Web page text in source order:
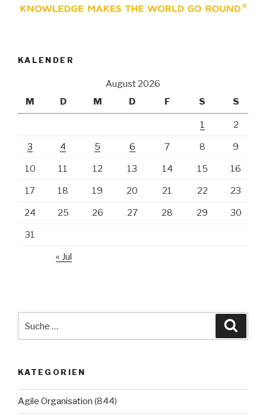
KALENDER
August 2026
M
D M D F S S
1 2
3 4 5 6 7 8 9
10 11 12 13 14 15 16
17 18 19 20 21 22 23
24 25 26 27 28 29 30
31
« Jul
KATEGORIEN
Agile Organisation (844)